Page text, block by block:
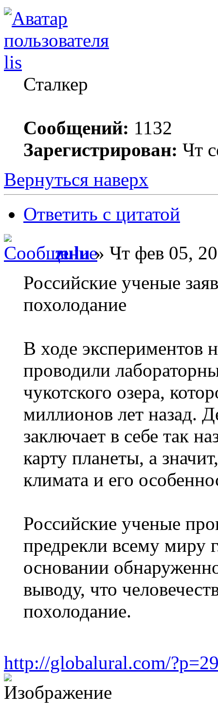
lis
Сталкер
Сообщений: 1132
Зарегистрирован: Чт
Вернуться наверх
Ответить с цитатой
zulu» Чт фев 05,
Российские ученые
похолодание
В ходе экспериментов
проводили
чукотского озера,
миллионов лет назад.
заключает в себе так
карту планеты, а
климата и его
Российские ученые
предрекли всему миру
основании
выводу, что
похолодание.
http://globalural.com/